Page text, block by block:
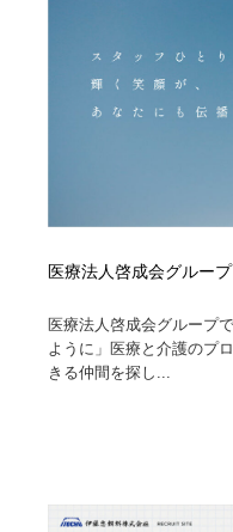
医療法人啓成会グルー
医療法人啓成会グループ
ように」医療と介護のプ
きる仲間を探し...